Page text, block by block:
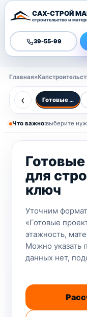
САХ-СТРОЙ
строительство и
39-55-99
Главная»
‹ Готовые
Что важно:выберите
для
ключ
Уточним
«Готовые
этажность,
Можно указать
данных нет,